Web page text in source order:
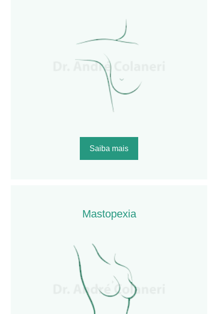
Saiba mais
Mastopexia